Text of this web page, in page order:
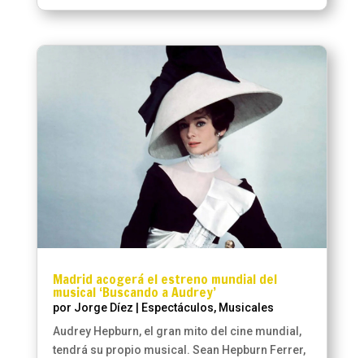
Madrid acogerá el estreno mundial del
musical ‘Buscando a Audrey’
por Jorge Díez Espectáculos, Musicales
Audrey Hepburn, el gran mito del cine mundial,
tendrá su propio musical. Sean Hepburn Ferrer,